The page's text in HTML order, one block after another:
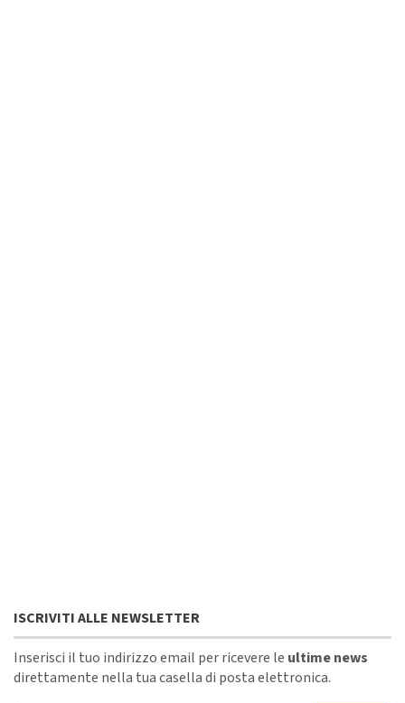
ISCRIVITI ALLE NEWSLETTER
Inserisci il tuo indirizzo email per ricevere le ultime news
direttamente nella tua casella di posta elettronica.